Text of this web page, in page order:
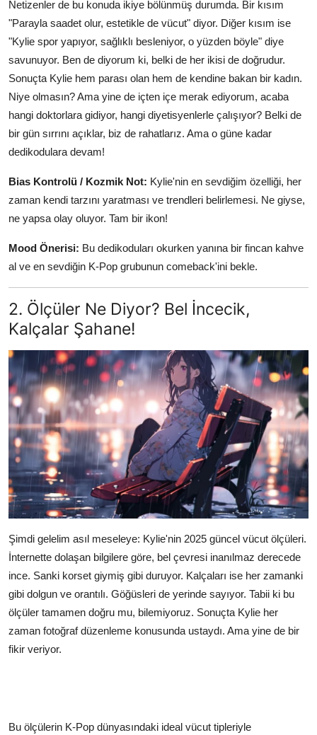
Netizenler de bu konuda ikiye bölünmüş durumda. Bir kısım
"Parayla saadet olur, estetikle de vücut" diyor. Diğer kısım ise
"Kylie spor yapıyor, sağlıklı besleniyor, o yüzden böyle" diye
savunuyor. Ben de diyorum ki, belki de her ikisi de doğrudur.
Sonuçta Kylie hem parası olan hem de kendine bakan bir kadın.
Niye olmasın? Ama yine de içten içe merak ediyorum, acaba
hangi doktorlara gidiyor, hangi diyetisyenlerle çalışıyor? Belki de
bir gün sırrını açıklar, biz de rahatlarız. Ama o güne kadar
dedikodulara devam!
Bias Kontrolü / Kozmik Not: Kylie'nin en sevdiğim özelliği, her
zaman kendi tarzını yaratması ve trendleri belirlemesi. Ne giyse,
ne yapsa olay oluyor. Tam bir ikon!
Mood Önerisi: Bu dedikoduları okurken yanına bir fincan kahve
al ve en sevdiğin K-Pop grubunun comeback'ini bekle.
2. Ölçüler Ne Diyor? Bel İncecik,
Kalçalar Şahane!
Şimdi gelelim asıl meseleye: Kylie'nin 2025 güncel vücut ölçüleri.
İnternette dolaşan bilgilere göre, bel çevresi inanılmaz derecede
ince. Sanki korset giymiş gibi duruyor. Kalçaları ise her zamanki
gibi dolgun ve orantılı. Göğüsleri de yerinde sayıyor. Tabii ki bu
ölçüler tamamen doğru mu, bilemiyoruz. Sonuçta Kylie her
zaman fotoğraf düzenleme konusunda ustaydı. Ama yine de bir
fikir veriyor.
Bu ölçülerin K-Pop dünyasındaki ideal vücut tipleriyle